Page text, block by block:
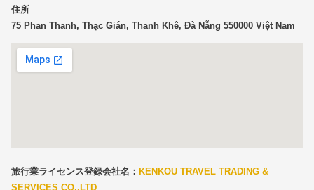
住所
75 Phan Thanh, Thạc Gián, Thanh Khê, Đà Nẵng 550000 Việt Nam
旅行業ライセンス登録会社名： KENKOU TRAVEL TRADING &
SERVICES CO.,LTD